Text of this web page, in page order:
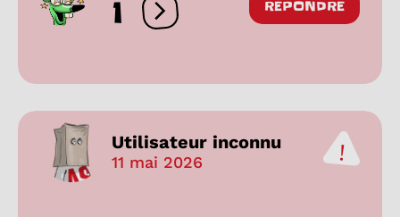
1 Ouvrir les réactions
RÉPONDRE
Utilisateur inconnu
11 mai 2026